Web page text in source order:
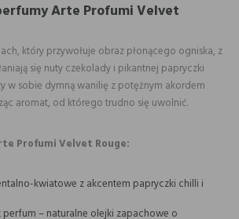
Arte Profumi Velvet
który przywołuje obraz płonącego ogniska, z
się nuty czekolady i pikantnej papryczki
w sobie dymną wanilię z potężnym akordem
aromat, od którego trudno się uwolnić.
Profumi Velvet Rouge:
kwiatowe z akcentem papryczki chilli i
perfum – naturalne olejki zapachowe o